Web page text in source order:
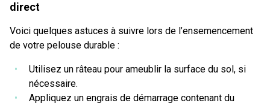
direct
Voici quelques astuces à suivre lors de l’ensemencement
de votre pelouse durable :
Utilisez un râteau pour ameublir la surface du sol, si
nécessaire.
Appliquez un engrais de démarrage contenant du